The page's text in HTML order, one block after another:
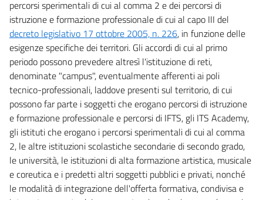
percorsi sperimentali di cui al comma 2 e dei percorsi di
istruzione e formazione professionale di cui al capo III del
decreto legislativo 17 ottobre 2005, n. 226, in funzione delle
esigenze specifiche dei territori. Gli accordi di cui al primo
periodo possono prevedere altresì l'istituzione di reti,
denominate "campus", eventualmente afferenti ai poli
tecnico-professionali, laddove presenti sul territorio, di cui
possono far parte i soggetti che erogano percorsi di istruzione
e formazione professionale e percorsi di IFTS, gli ITS Academy,
gli istituti che erogano i percorsi sperimentali di cui al comma
2, le altre istituzioni scolastiche secondarie di secondo grado,
le università, le istituzioni di alta formazione artistica, musicale
e coreutica e i predetti altri soggetti pubblici e privati, nonché
le modalità di integrazione dell'offerta formativa, condivisa e